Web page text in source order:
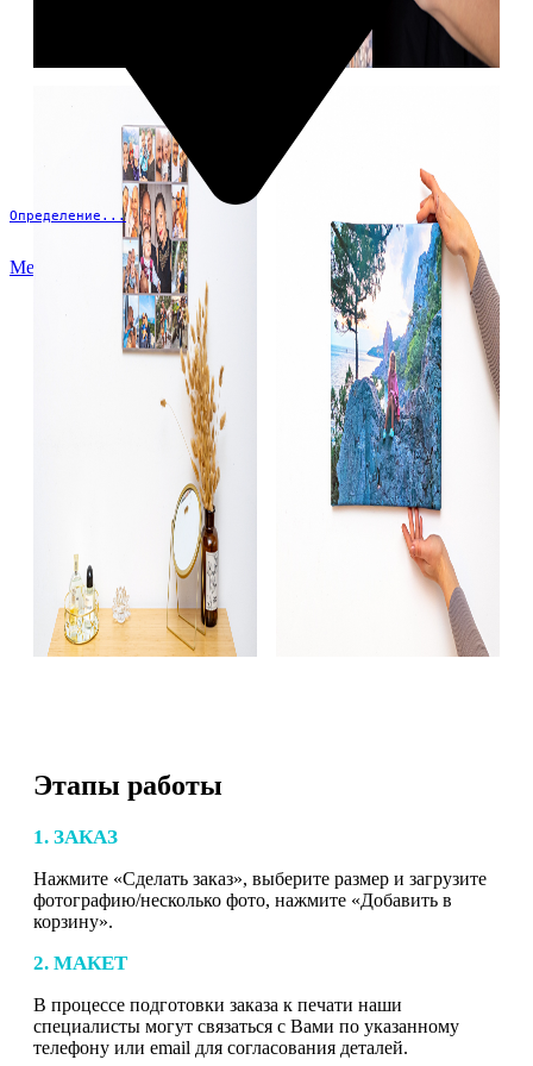
Определение...
Меню
Этапы работы
1. ЗАКАЗ
Нажмите «Сделать заказ», выберите размер и загрузите
фотографию/несколько фото, нажмите «Добавить в
корзину».
2. МАКЕТ
В процессе подготовки заказа к печати наши
специалисты могут связаться с Вами по указанному
телефону или email для согласования деталей.